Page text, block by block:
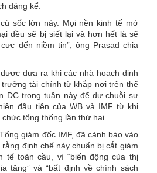
đáng kể.
sốc lớn này. Mọi nền kinh tế mở
đều sẽ bị siết lại và hơn hết là sẽ
đến niềm tin”, ông Prasad chia
đưa ra khi các nhà hoạch định
tài chính từ khắp nơi trên thế
DC trong tuần này để dự chuỗi sự
đầu tiên của WB và IMF từ khi
tổng thống lần thứ hai.
giám đốc IMF, đã cảnh báo vào
định chế này chuẩn bị cắt giảm
tế toàn cầu, vì “biến động của thị
tăng” và “bất định về chính sách